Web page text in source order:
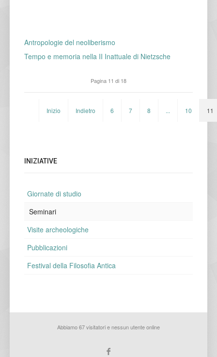
Antropologie del neoliberismo
Tempo e memoria nella II Inattuale di Nietzsche
Pagina 11 di 18
Inizio Indietro 6 7 8 ... 10 11
INIZIATIVE
Giornate di studio
Seminari
Visite archeologiche
Pubblicazioni
Festival della Filosofia Antica
Abbiamo 67 visitatori e nessun utente online